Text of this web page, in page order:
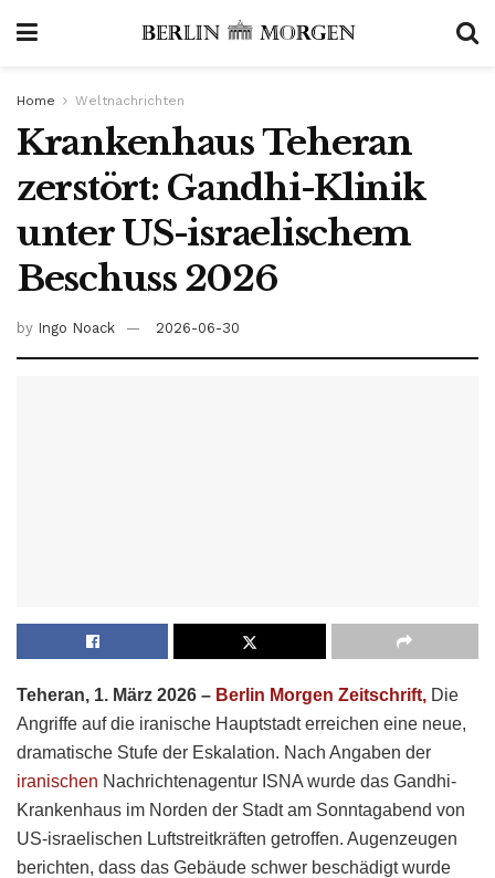
Home Weltnachrichten
Krankenhaus Teheran
zerstört: Gandhi-Klinik
unter US-israelischem
Beschuss 2026
by Ingo Noack 2026-06-30
Teheran, 1. März 2026 – Berlin Morgen Zeitschrift, Die
Angriffe auf die iranische Hauptstadt erreichen eine neue,
dramatische Stufe der Eskalation. Nach Angaben der
iranischen Nachrichtenagentur ISNA wurde das Gandhi-
Krankenhaus im Norden der Stadt am Sonntagabend von
US-israelischen Luftstreitkräften getroffen. Augenzeugen
berichten, dass das Gebäude schwer beschädigt wurde